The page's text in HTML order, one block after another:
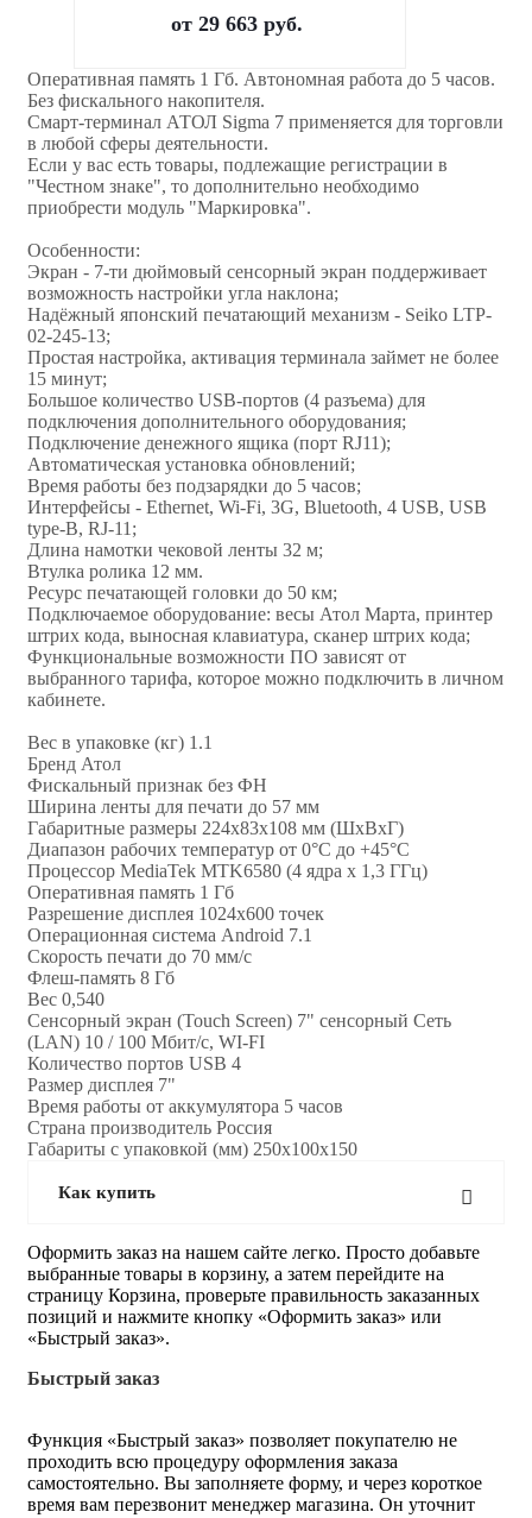
от 29 663 руб.
Оперативная память 1 Гб. Автономная работа до 5 часов.
Без фискального накопителя.
Смарт-терминал АТОЛ Sigma 7 применяется для торговли
в любой сферы деятельности.
Если у вас есть товары, подлежащие регистрации в
"Честном знаке", то дополнительно необходимо
приобрести модуль "Маркировка".
Особенности:
Экран - 7-ти дюймовый сенсорный экран поддерживает
возможность настройки угла наклона;
Надёжный японский печатающий механизм - Seiko LTP-
02-245-13;
Простая настройка, активация терминала займет не более
15 минут;
Большое количество USB-портов (4 разъема) для
подключения дополнительного оборудования;
Подключение денежного ящика (порт RJ11);
Автоматическая установка обновлений;
Время работы без подзарядки до 5 часов;
Интерфейсы - Ethernet, Wi-Fi, 3G, Bluetooth, 4 USB, USB
type-B, RJ-11;
Длина намотки чековой ленты 32 м;
Втулка ролика 12 мм.
Ресурс печатающей головки до 50 км;
Подключаемое оборудование: весы Атол Марта, принтер
штрих кода, выносная клавиатура, сканер штрих кода;
Функциональные возможности ПО зависят от
выбранного тарифа, которое можно подключить в личном
кабинете.
Вес в упаковке (кг) 1.1
Бренд Атол
Фискальный признак без ФН
Ширина ленты для печати до 57 мм
Габаритные размеры 224х83х108 мм (ШхВхГ)
Диапазон рабочих температур от 0°С до +45°C
Процессор MediaTek MTK6580 (4 ядра х 1,3 ГГц)
Оперативная память 1 Гб
Разрешение дисплея 1024х600 точек
Операционная система Android 7.1
Скорость печати до 70 мм/с
Флеш-память 8 Гб
Вес 0,540
Сенсорный экран (Touch Screen) 7" сенсорный Сеть
(LAN) 10 / 100 Мбит/с, WI-FI
Количество портов USB 4
Размер дисплея 7"
Время работы от аккумулятора 5 часов
Страна производитель Россия
Габариты с упаковкой (мм) 250x100x150
Как купить
Оформить заказ на нашем сайте легко. Просто добавьте
выбранные товары в корзину, а затем перейдите на
страницу Корзина, проверьте правильность заказанных
позиций и нажмите кнопку «Оформить заказ» или
«Быстрый заказ».
Быстрый заказ
Функция «Быстрый заказ» позволяет покупателю не
проходить всю процедуру оформления заказа
самостоятельно. Вы заполняете форму, и через короткое
время вам перезвонит менеджер магазина. Он уточнит